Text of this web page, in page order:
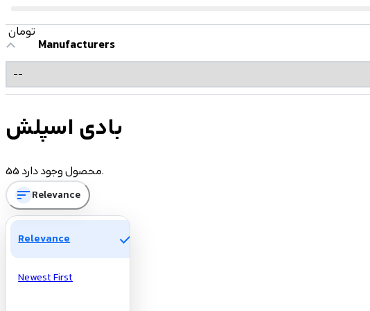
تومان
Manufacturers
بادی اسپلش
55 محصول وجود دارد.
sortRelevance
Relevance check
Newest First